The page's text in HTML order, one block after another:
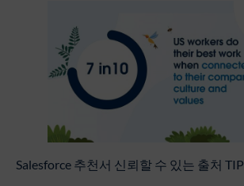
Salesforce 추천서 신뢰할 수 있는 출처 TIP